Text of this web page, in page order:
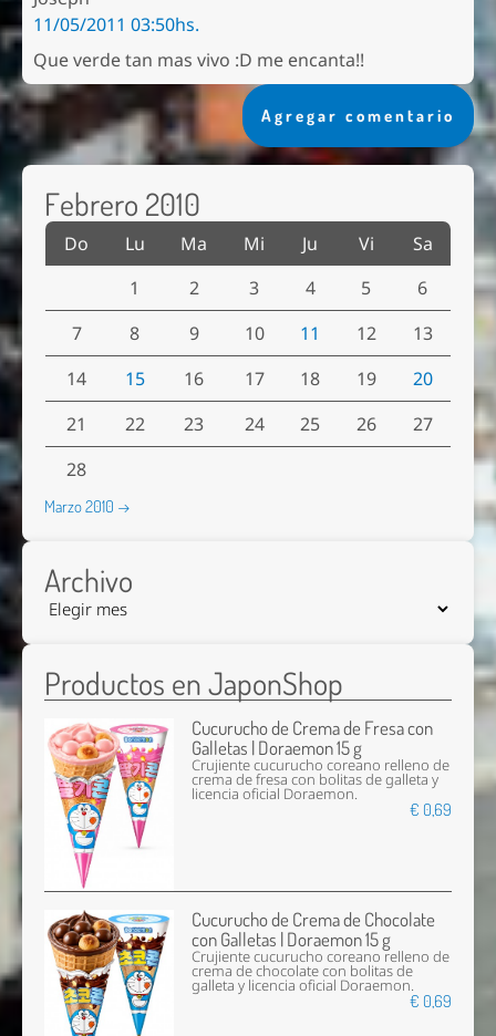
11/05/2011 03:50hs.
Que verde tan mas vivo :D me encanta!!
Agregar comentario
Febrero 2010
Do Lu Ma Mi Ju Vi
Sa
1
2 3 4 5
6
7
8 9 10 11 12
13
14
15 16 17 18 19
20
21
22 23 24 25 26
27
28
Marzo 2010 →
Archivo
Productos en JaponShop
Cucurucho de Crema de Fresa con
Galletas | Doraemon 15 g
Crujiente cucurucho coreano relleno de
crema de fresa con bolitas de galleta y
licencia oficial Doraemon.
€ 0,69
Cucurucho de Crema de Chocolate
con Galletas | Doraemon 15 g
Crujiente cucurucho coreano relleno de
crema de chocolate con bolitas de
galleta y licencia oficial Doraemon.
€ 0,69